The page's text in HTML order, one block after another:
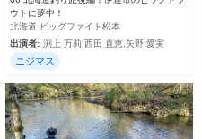
ウトに夢中！
北海道 ビッグファイト松本
出演者: 渕上 万莉,西田 直恵,矢野 愛実
ニジマス